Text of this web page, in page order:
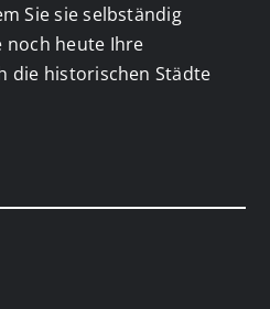
Sie sie selbständig
noch heute Ihre
die historischen Städte